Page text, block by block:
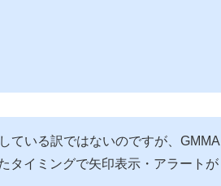
ている訳ではないのですが、GMMA
タイミングで矢印表示・アラートが